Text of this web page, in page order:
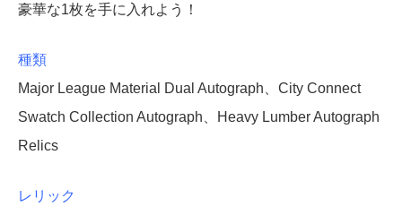
豪華な1枚を手に入れよう！
種類
Major League Material Dual Autograph、City Connect
Swatch Collection Autograph、Heavy Lumber Autograph
Relics
レリック